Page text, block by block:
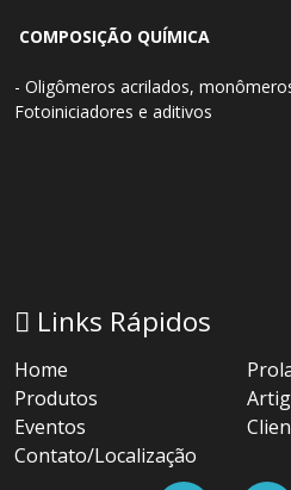
COMPOSIÇÃO QUÍMICA
- Oligômeros acrilados,
Fotoiniciadores e aditivos
Links Rápidos
Home
Produtos
Eventos
Contato/Localização